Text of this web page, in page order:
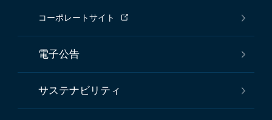
コーポレートサイト
電子公告
サステナビリティ